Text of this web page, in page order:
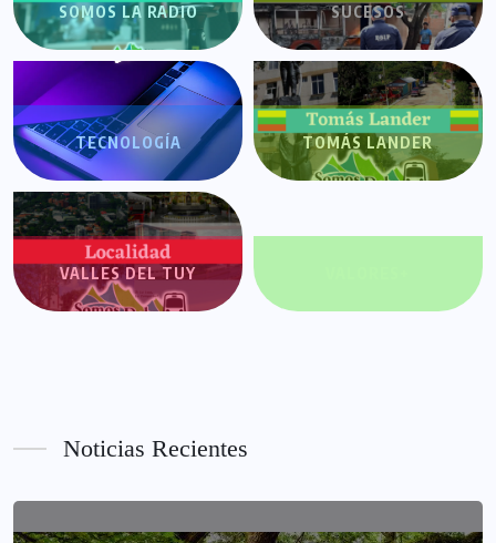
SOMOS LA RADIO SUCESOS
TECNOLOGÍA TOMÁS LANDER
VALLES DEL TUY
Noticias Recientes